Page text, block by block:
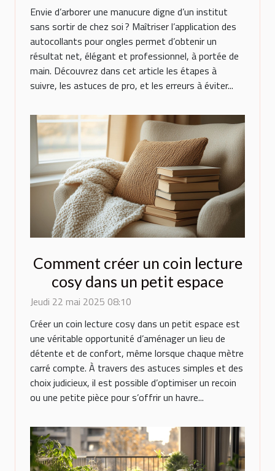
Envie d’arborer une manucure digne d’un institut
sans sortir de chez soi ? Maîtriser l’application des
autocollants pour ongles permet d’obtenir un
résultat net, élégant et professionnel, à portée de
main. Découvrez dans cet article les étapes à
suivre, les astuces de pro, et les erreurs à éviter...
Comment créer un coin lecture
cosy dans un petit espace
Jeudi 22 mai 2025 08:10
Créer un coin lecture cosy dans un petit espace est
une véritable opportunité d’aménager un lieu de
détente et de confort, même lorsque chaque mètre
carré compte. À travers des astuces simples et des
choix judicieux, il est possible d’optimiser un recoin
ou une petite pièce pour s’offrir un havre...